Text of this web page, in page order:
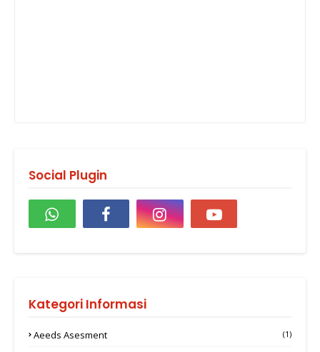
Social Plugin
Kategori Informasi
Aeeds Asesment (1)